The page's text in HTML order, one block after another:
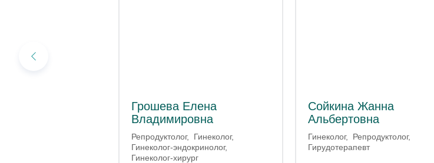
Грошева Елена
Владимировна
Репродуктолог
Гинеколог
Гинеколог-эндокринолог
Гинеколог-хирург
Сойкина Жанна
Альбертовна
Гинеколог
Репродуктолог
Гирудотерапевт